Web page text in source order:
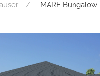
MARE Bungalow